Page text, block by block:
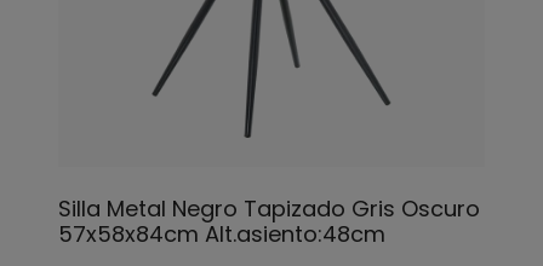
Silla Metal Negro Tapizado Gris Oscuro
57x58x84cm Alt.asiento:48cm